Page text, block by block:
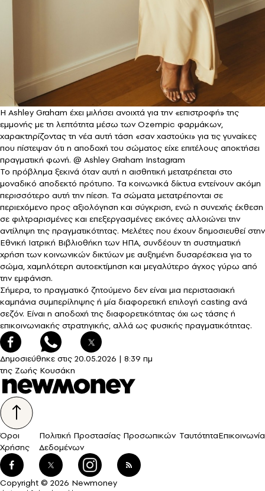
Η Ashley Graham έχει μιλήσει ανοιχτά για την «επιστροφή» της
εμμονής με τη λεπτότητα μέσω των Ozempic φαρμάκων,
χαρακτηρίζοντας τη νέα αυτή τάση «σαν χαστούκι» για τις γυναίκες
που πίστεψαν ότι η αποδοχή του σώματος είχε επιτέλους αποκτήσει
πραγματική φωνή. @ Ashley Graham Instagram
Το πρόβλημα ξεκινά όταν αυτή η αισθητική μετατρέπεται στο
μοναδικό αποδεκτό πρότυπο. Τα κοινωνικά δίκτυα εντείνουν ακόμη
περισσότερο αυτή την πίεση. Τα σώματα μετατρέπονται σε
περιεχόμενο προς αξιολόγηση και σύγκριση, ενώ η συνεχής έκθεση
σε φιλτραρισμένες και επεξεργασμένες εικόνες αλλοιώνει την
αντίληψη της πραγματικότητας. Μελέτες που έχουν δημοσιευθεί στην
Εθνική Ιατρική Βιβλιοθήκη των ΗΠΑ, συνδέουν τη συστηματική
χρήση των κοινωνικών δικτύων με αυξημένη δυσαρέσκεια για το
σώμα, χαμηλότερη αυτοεκτίμηση και μεγαλύτερο άγχος γύρω από
την εμφάνιση.
Σήμερα, το πραγματικό ζητούμενο δεν είναι μια περιστασιακή
καμπάνια συμπερίληψης ή μία διαφορετική επιλογή casting ανά
σεζόν. Είναι η αποδοχή της διαφορετικότητας όχι ως τάσης ή
επικοινωνιακής στρατηγικής, αλλά ως φυσικής πραγματικότητας.
Δημοσιεύθηκε στις 20.05.2026 | 8:39 πμ
της Ζωής Κουσάκη
Όροι
Χρήσης
Πολιτική Προστασίας Προσωπικών
Δεδομένων
ΤαυτότηταΕπικοινωνία
Copyright © 2026 Newmoney